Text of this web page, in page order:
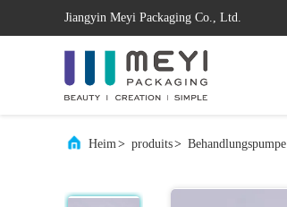
Jiangyin Meyi Packaging Co., Ltd.
Heim> produits> Behandlungspumpe